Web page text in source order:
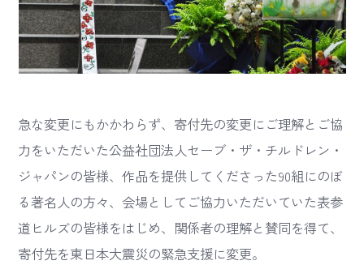
急な変更にもかかわらず、寄付先の変更にご理解とご協
力をいただいた公益社団法人セーブ・ザ・チルドレン・
ジャパンの皆様、作品を提供してくださった90組にのぼ
る著名人の方々、会場としてご協力いただいていた表参
道ヒルズの皆様をはじめ、関係者の理解と賛同を得て、
寄付先を東日本大震災の緊急支援に変更。